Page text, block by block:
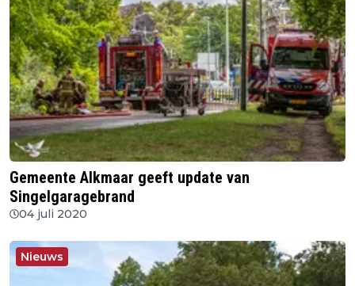
Gemeente Alkmaar geeft update van
Singelgaragebrand
04 juli 2020
Nieuws